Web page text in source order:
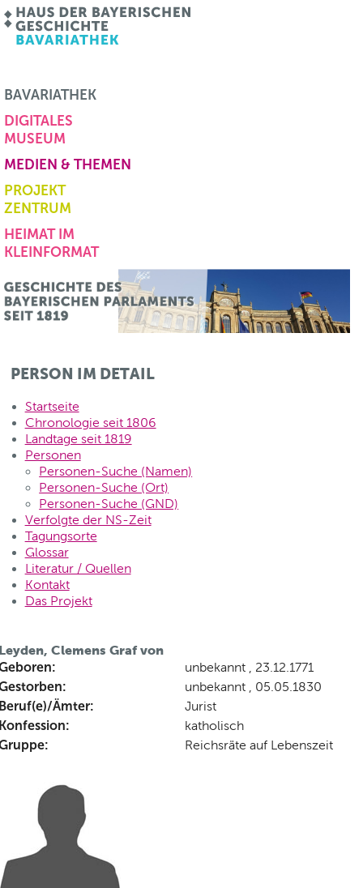
BAVARIATHEK
DIGITALES
MUSEUM
MEDIEN & THEMEN
PROJEKT
ZENTRUM
HEIMAT IM
KLEINFORMAT
PERSON IM DETAIL
Startseite
Chronologie seit 1806
Landtage seit 1819
Personen
Personen-Suche (Namen)
Personen-Suche (Ort)
Personen-Suche (GND)
Verfolgte der NS-Zeit
Tagungsorte
Glossar
Literatur / Quellen
Kontakt
Das Projekt
Clemens Graf von
unbekannt , 23.12.1771
unbekannt , 05.05.1830
Ämter: Jurist
katholisch
Reichsräte auf Lebenszeit